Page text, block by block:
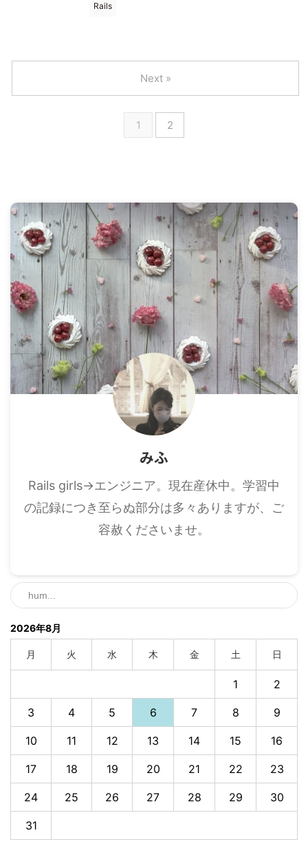
Rails
1 2
Next »
みふ
Rails girls→エンジニア。現在産休中。学習中
の記録につき至らぬ部分は多々ありますが、ご
容赦くださいませ。
2026年8月
月 火 水 木 金 土 日
1 2
3 4 5 6 7 8 9
10 11 12 13 14 15 16
17 18 19 20 21 22 23
24 25 26 27 28 29 30
31